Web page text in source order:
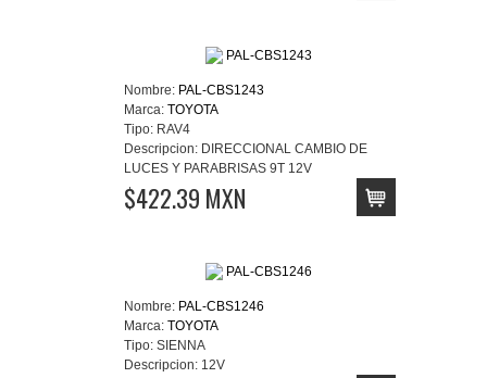
Nombre: PAL-CBS1243
Marca: TOYOTA
Tipo: RAV4
Descripcion: DIRECCIONAL CAMBIO DE
LUCES Y PARABRISAS 9T 12V
$422.39 MXN
Nombre: PAL-CBS1246
Marca: TOYOTA
Tipo: SIENNA
Descripcion: 12V